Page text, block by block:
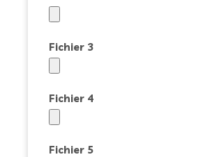
Fichier 3
Fichier 4
Fichier 5